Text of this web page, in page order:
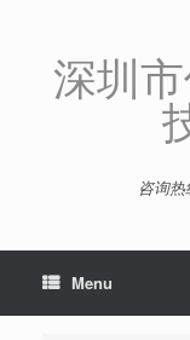
深圳
咨询
Menu